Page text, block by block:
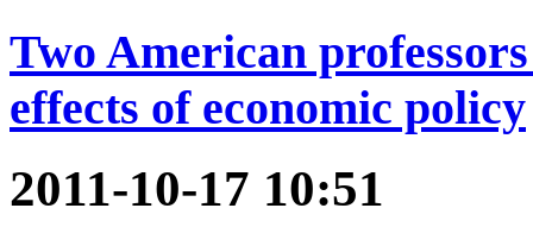
Two American
effects of economic policy
2011-10-17 10:51